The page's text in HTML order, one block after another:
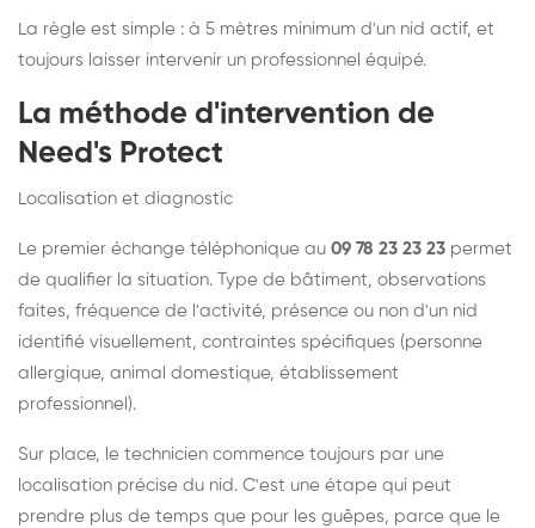
La règle est simple : à 5 mètres minimum d'un nid actif, et
toujours laisser intervenir un professionnel équipé.
La méthode d'intervention de
Need's Protect
Localisation et diagnostic
Le premier échange téléphonique au 09 78 23 23 23 permet
de qualifier la situation. Type de bâtiment, observations
faites, fréquence de l'activité, présence ou non d'un nid
identifié visuellement, contraintes spécifiques (personne
allergique, animal domestique, établissement
professionnel).
Sur place, le technicien commence toujours par une
localisation précise du nid. C'est une étape qui peut
prendre plus de temps que pour les guêpes, parce que le